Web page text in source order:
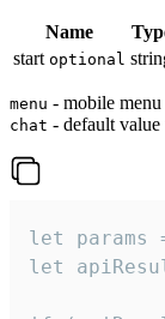
Name
start optional
menu - mobile
chat - default
let
let